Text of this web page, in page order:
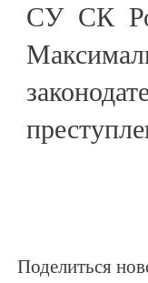
СУ СК
Поделиться